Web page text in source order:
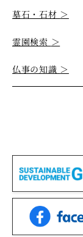
墓石・石材 ＞
霊園検索 ＞
仏事の知識 ＞